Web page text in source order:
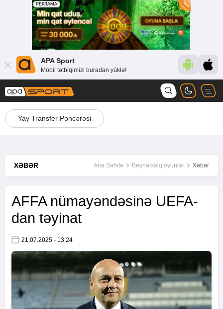
APA Sport
Mobil tətbiqimizi buradan yüklə!
Yay Transfer Pəncərəsi
XƏBƏR Ana Səhifə Beynəlxalq oyunlar Xəbər
AFFA nümayəndəsinə UEFA-
dan təyinat
21.07.2025 - 13:24